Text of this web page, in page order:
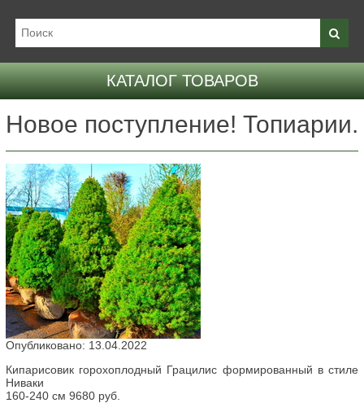
КАТАЛОГ ТОВАРОВ
Новое поступление! Топиарии.
Опубликовано: 13.04.2022
Кипарисовик горохоплодный Грацилис формированный в стиле
Ниваки
160-240 см 9680 руб.